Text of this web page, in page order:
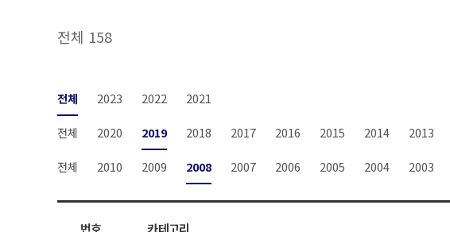
전체 158
전체 2023 2022 2021
전체 2020 2019 2018 2017 2016 2015 2014 2013
전체 2010 2009 2008 2007 2006 2005 2004 2003
번호 카테고리